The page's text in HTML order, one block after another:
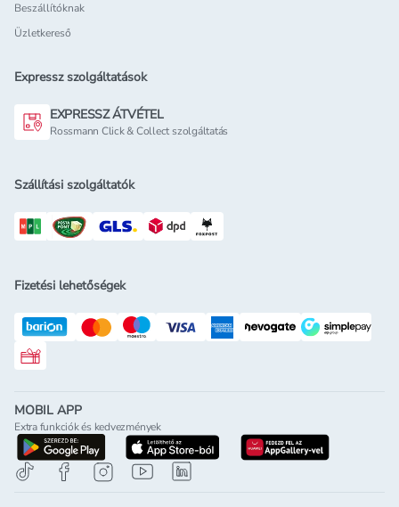
Beszállítóknak
Üzletkereső
Expressz szolgáltatások
EXPRESSZ ÁTVÉTEL
Rossmann Click & Collect szolgáltatás
Szállítási szolgáltatók
Fizetési lehetőségek
Rossmann ajándékkártya
MOBIL APP
Extra funkciók és kedvezmények
letöltés a google-play-rölletöltés az app-store-ból
letöltés